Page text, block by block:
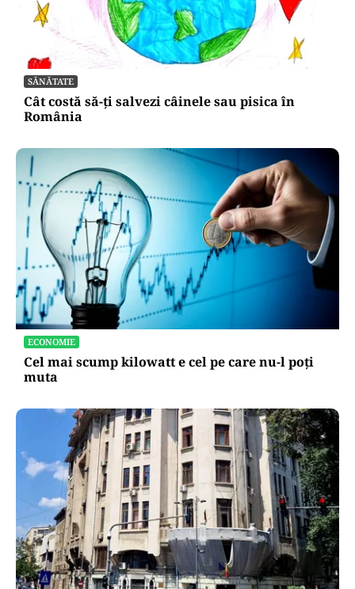
SĂNĂTATE
Cât costă să-ți salvezi câinele sau pisica în
România
ECONOMIE
Cel mai scump kilowatt e cel pe care nu-l poți
muta